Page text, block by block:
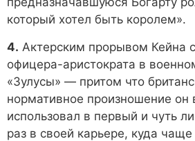
который хотел быть королем».
4. Актерским прорывом Кейна
офицера-аристократа в
«Зулусы» — притом что
нормативное произношение он
использовал в первый и чуть
раз в своей карьере, куда чаще